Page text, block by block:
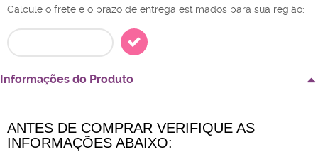
Calcule o frete e o prazo de entrega estimados para sua região:
Informações do Produto
ANTES DE COMPRAR VERIFIQUE AS
INFORMAÇÕES ABAIXO: